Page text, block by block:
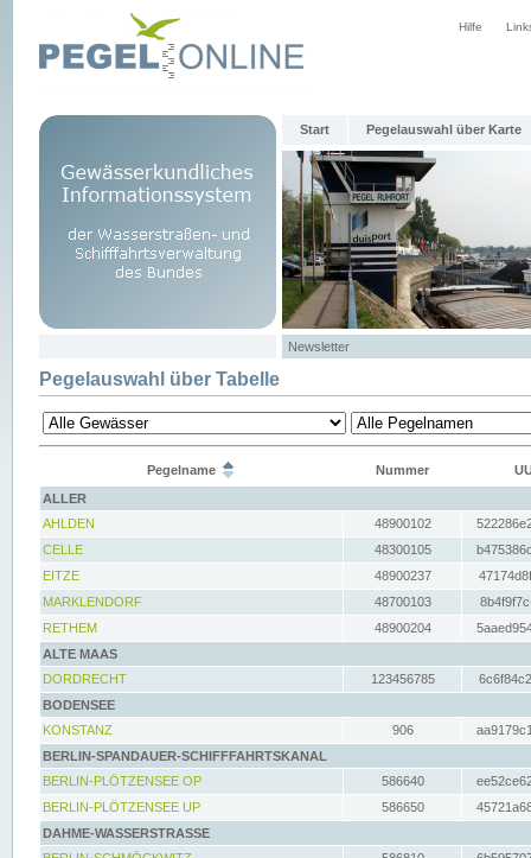
Hilfe
Start Pegelauswahl über Karte
Newsletter
Pegelauswahl über Tabelle
Pegelname Nummer
ALLER
AHLDEN
48900102
CELLE
48300105
EITZE
48900237
MARKLENDORF
48700103
RETHEM
48900204
ALTE MAAS
DORDRECHT
123456785
BODENSEE
KONSTANZ
906
BERLIN-SPANDAUER-SCHIFFFAHRTSKANAL
BERLIN-PLÖTZENSEE OP
586640
BERLIN-PLÖTZENSEE UP
586650
DAHME-WASSERSTRASSE